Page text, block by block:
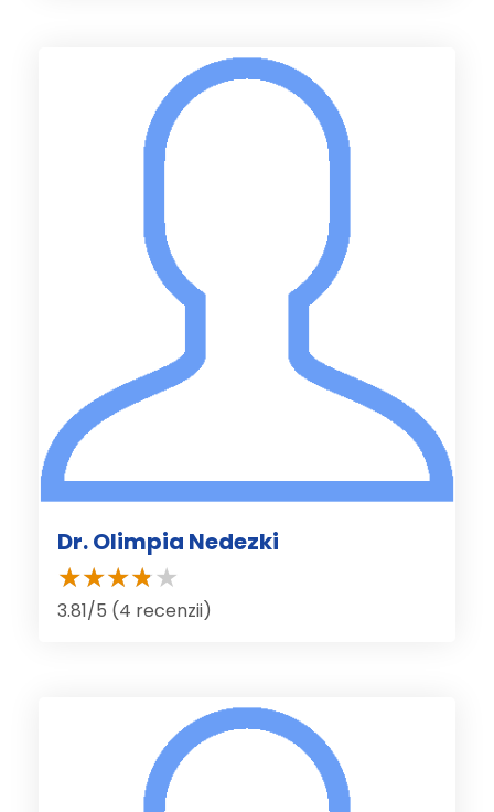
Dr. Olimpia Nedezki
3.81/5 (4 recenzii)